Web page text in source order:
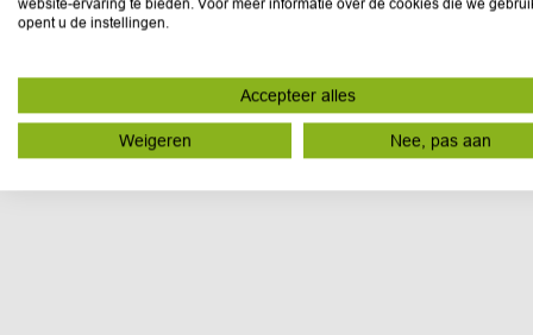
website-ervaring te bieden. Voor meer informatie over de cookies die we
opent u de instellingen.
Accepteer alles
Weigeren Nee, pas aan